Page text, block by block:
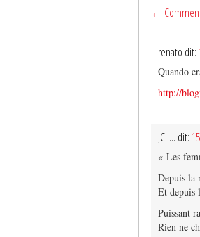
←
renato dit:
Quando
http://
JC..... dit:
« Les
Depuis la
Et depuis
Puissant
Rien ne